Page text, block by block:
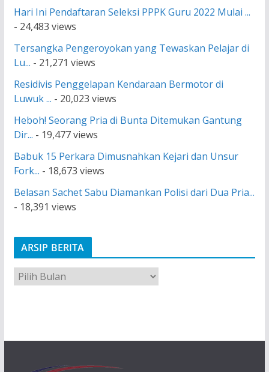
Hari Ini Pendaftaran Seleksi PPPK Guru 2022 Mulai ...
- 24,483 views
Tersangka Pengeroyokan yang Tewaskan Pelajar di
Lu... - 21,271 views
Residivis Penggelapan Kendaraan Bermotor di
Luwuk ... - 20,023 views
Heboh! Seorang Pria di Bunta Ditemukan Gantung
Dir... - 19,477 views
Babuk 15 Perkara Dimusnahkan Kejari dan Unsur
Fork... - 18,673 views
Belasan Sachet Sabu Diamankan Polisi dari Dua Pria...
- 18,391 views
ARSIP BERITA
A
r